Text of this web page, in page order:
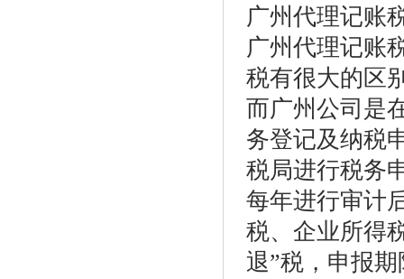
广州代理记账
广州代理记账
税有很大的区
而广州公司是
务登记及纳税
税局进行税务
每年进行审计
税、企业所得
退”税，申报